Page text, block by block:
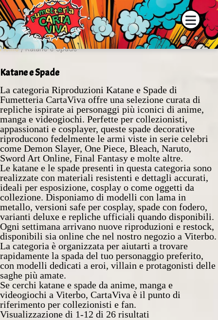
e la disponibilità dei prodotti contattaci su WhatsApp o
Home/ Katane e Spade
Katane e Spade
La categoria Riproduzioni Katane e Spade di
Fumetteria CartaViva offre una selezione curata di
repliche ispirate ai personaggi più iconici di anime,
manga e videogiochi. Perfette per collezionisti,
appassionati e cosplayer, queste spade decorative
riproducono fedelmente le armi viste in serie celebri
come Demon Slayer, One Piece, Bleach, Naruto,
Sword Art Online, Final Fantasy e molte altre.
Le katane e le spade presenti in questa categoria sono
realizzate con materiali resistenti e dettagli accurati,
ideali per esposizione, cosplay o come oggetti da
collezione. Disponiamo di modelli con lama in
metallo, versioni safe per cosplay, spade con fodero,
varianti deluxe e repliche ufficiali quando disponibili.
Ogni settimana arrivano nuove riproduzioni e restock,
disponibili sia online che nel nostro negozio a Viterbo.
La categoria è organizzata per aiutarti a trovare
rapidamente la spada del tuo personaggio preferito,
con modelli dedicati a eroi, villain e protagonisti delle
saghe più amate.
Se cerchi katane e spade da anime, manga e
videogiochi a Viterbo, CartaViva è il punto di
riferimento per collezionisti e fan.
Visualizzazione di 1-12 di 26 risultati